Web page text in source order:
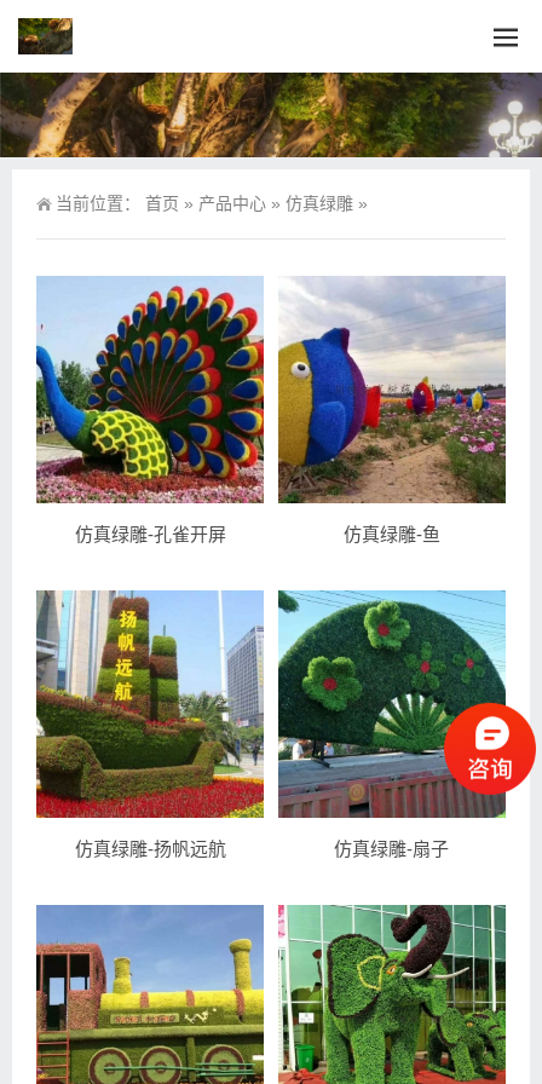
当前位置： 首页 » 产品中心 » 仿真绿雕 »
仿真绿雕-孔雀开屏 仿真绿雕-鱼
仿真绿雕-扬帆远航 仿真绿雕-扇子